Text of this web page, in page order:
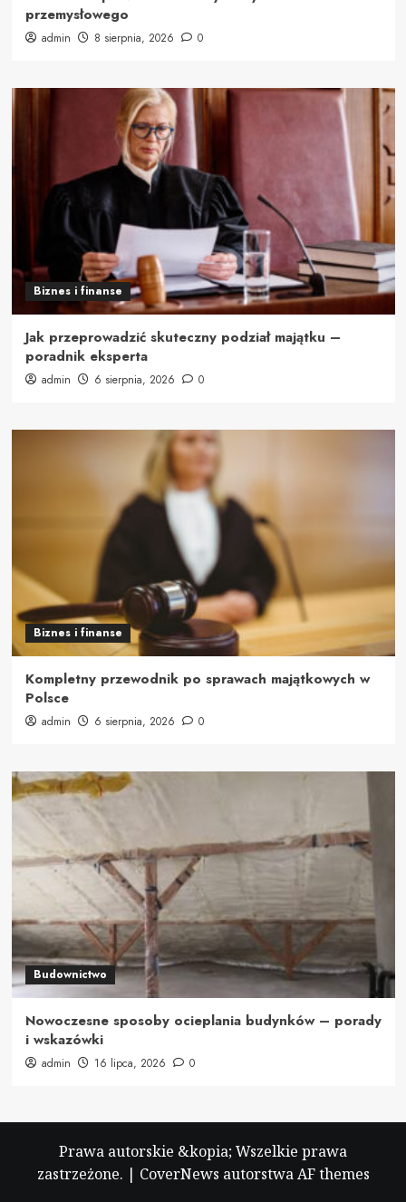
przemysłowego
admin 8 sierpnia, 2026 0
Biznes i finanse
Jak przeprowadzić skuteczny podział majątku –
poradnik eksperta
admin 6 sierpnia, 2026 0
Biznes i finanse
Kompletny przewodnik po sprawach majątkowych w
Polsce
admin 6 sierpnia, 2026 0
Budownictwo
Nowoczesne sposoby ocieplania budynków – porady
i wskazówki
admin 16 lipca, 2026 0
Prawa autorskie &kopia; Wszelkie prawa
zastrzeżone. | CoverNews autorstwa AF themes